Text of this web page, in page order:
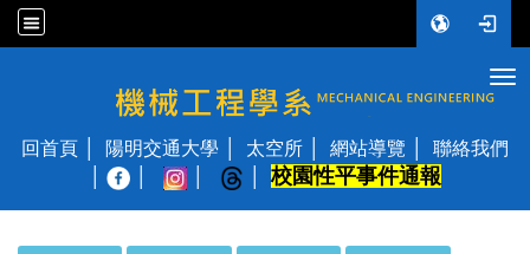
國立陽明交通大學 機械工程學系
回首頁 陽明交通大學 太空所 網站導覽
聯絡我們
校園性平事件通報